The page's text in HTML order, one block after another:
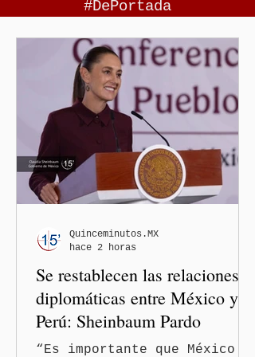
#DePortada
Se restablecen las relaciones
diplomáticas entre México y
Perú: Sheinbaum Pardo
“Es importante que México
Quinceminutos.MX
hace 2 horas